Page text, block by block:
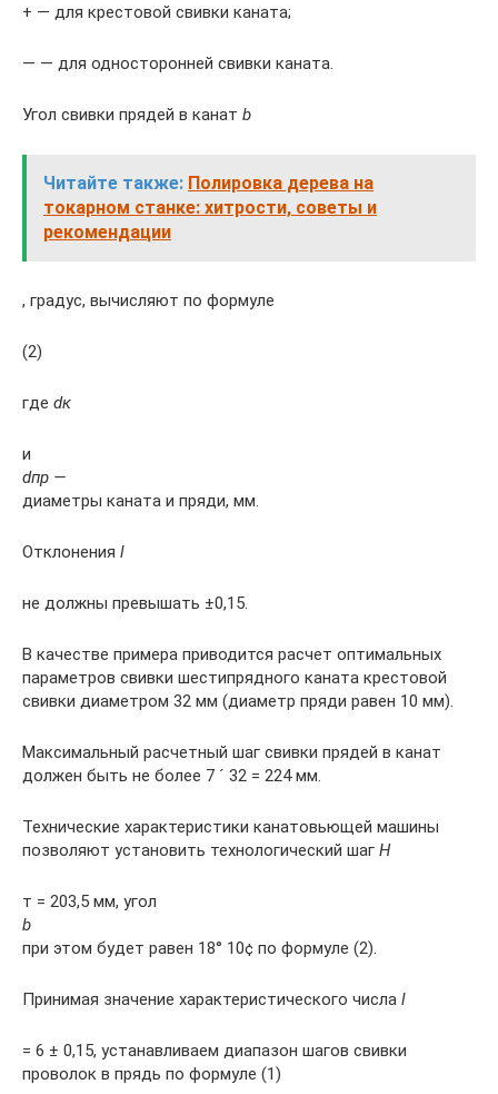
+ — для крестовой свивки каната;
— — для односторонней свивки каната.
Угол свивки прядей в канат b
Читайте также: Полировка дерева на
токарном станке: хитрости, советы и
рекомендации
, градус, вычисляют по формуле
(2)
где dк
и
dпр —
диаметры каната и пряди, мм.
Отклонения l
не должны превышать ±0,15.
В качестве примера приводится расчет оптимальных
параметров свивки шестипрядного каната крестовой
свивки диаметром 32 мм (диаметр пряди равен 10 мм).
Максимальный расчетный шаг свивки прядей в канат
должен быть не более 7 ´ 32 = 224 мм.
Технические характеристики канатовьющей машины
позволяют установить технологический шаг Н
т = 203,5 мм, угол
b
при этом будет равен 18° 10¢ по формуле (2).
Принимая значение характеристического числа l
= 6 ± 0,15, устанавливаем диапазон шагов свивки
проволок в прядь по формуле (1)